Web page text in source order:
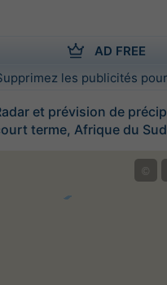
AD FREE
les publicités
et prévision de
terme, Afrique du Sud
©